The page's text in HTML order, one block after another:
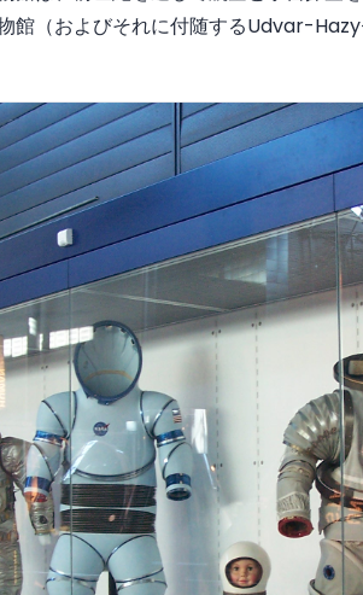
館（およびそれに付随するUdvar-